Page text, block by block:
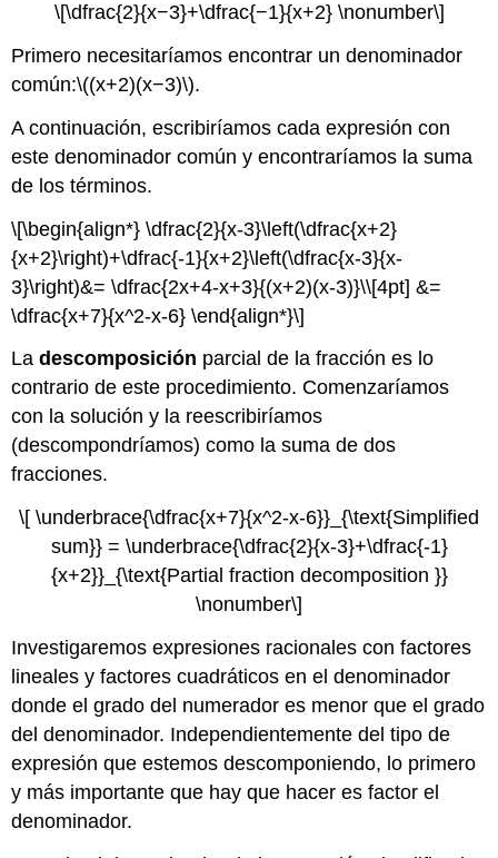
\[\dfrac{2}{x−3}+\dfrac{−1}{x+2} \nonumber\]
Primero necesitaríamos encontrar un denominador
común:\((x+2)(x−3)\).
A continuación, escribiríamos cada expresión con
este denominador común y encontraríamos la suma
de los términos.
\[\begin{align*} \dfrac{2}{x-3}\left(\dfrac{x+2}
{x+2}\right)+\dfrac{-1}{x+2}\left(\dfrac{x-3}{x-
3}\right)&= \dfrac{2x+4-x+3}{(x+2)(x-3)}\\[4pt] &=
\dfrac{x+7}{x^2-x-6} \end{align*}\]
Ladescomposición parcial de la fracción es lo
contrario de este procedimiento. Comenzaríamos
con la solución y la reescribiríamos
(descompondríamos) como la suma de dos
fracciones.
\[ \underbrace{\dfrac{x+7}{x^2-x-6}}_{\text{Simplified
sum}} = \underbrace{\dfrac{2}{x-3}+\dfrac{-1}
{x+2}}_{\text{Partial fraction decomposition }}
\nonumber\]
Investigaremos expresiones racionales con factores
lineales y factores cuadráticos en el denominador
donde el grado del numerador es menor que el grado
del denominador. Independientemente del tipo de
expresión que estemos descomponiendo, lo primero
y más importante que hay que hacer es factor el
denominador.